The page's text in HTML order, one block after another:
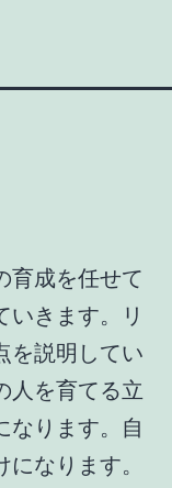
育成を任せて
いきます。リ
を説明してい
人を育てる立
なります。自
なります。